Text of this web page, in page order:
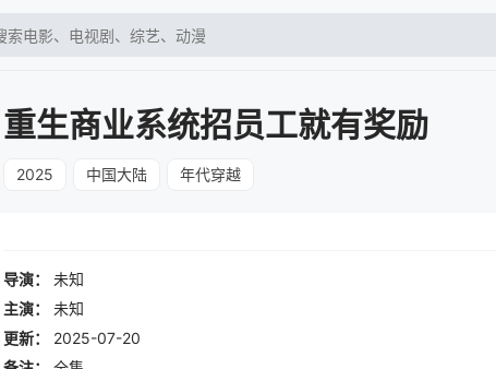
重生商业系统招员工就有奖励
2025 中国大陆 年代穿越
导演：
未知
主演：
未知
更新：
2025-07-20